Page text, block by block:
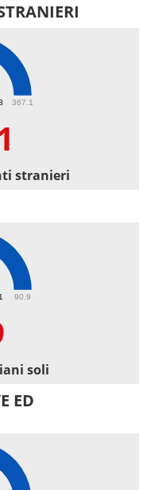
367.1
stranieri
90.9
soli
ED